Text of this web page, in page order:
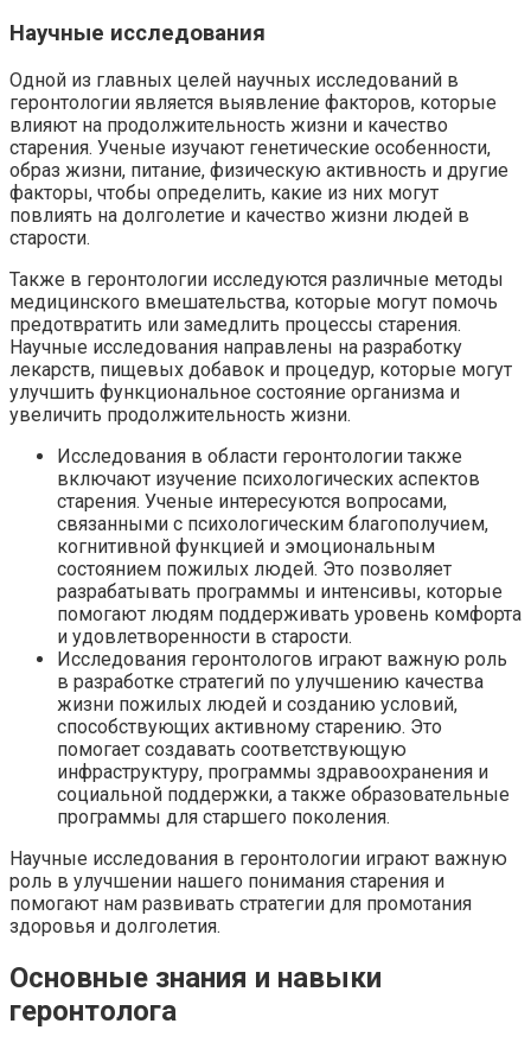
Научные исследования
Одной из главных целей научных исследований в
геронтологии является выявление факторов, которые
влияют на продолжительность жизни и качество
старения. Ученые изучают генетические особенности,
образ жизни, питание, физическую активность и другие
факторы, чтобы определить, какие из них могут
повлиять на долголетие и качество жизни людей в
старости.
Также в геронтологии исследуются различные методы
медицинского вмешательства, которые могут помочь
предотвратить или замедлить процессы старения.
Научные исследования направлены на разработку
лекарств, пищевых добавок и процедур, которые могут
улучшить функциональное состояние организма и
увеличить продолжительность жизни.
Исследования в области геронтологии также
включают изучение психологических аспектов
старения. Ученые интересуются вопросами,
связанными с психологическим благополучием,
когнитивной функцией и эмоциональным
состоянием пожилых людей. Это позволяет
разрабатывать программы и интенсивы, которые
помогают людям поддерживать уровень комфорта
и удовлетворенности в старости.
Исследования геронтологов играют важную роль
в разработке стратегий по улучшению качества
жизни пожилых людей и созданию условий,
способствующих активному старению. Это
помогает создавать соответствующую
инфраструктуру, программы здравоохранения и
социальной поддержки, а также образовательные
программы для старшего поколения.
Научные исследования в геронтологии играют важную
роль в улучшении нашего понимания старения и
помогают нам развивать стратегии для промотания
здоровья и долголетия.
Основные знания и навыки
геронтолога